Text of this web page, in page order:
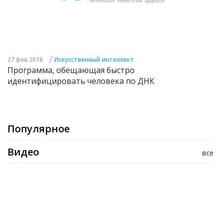
27 фев 2018 / Искусственный интеллект
Программа, обещающая быстро
идентифицировать человека по ДНК
Популярное
все
Видео